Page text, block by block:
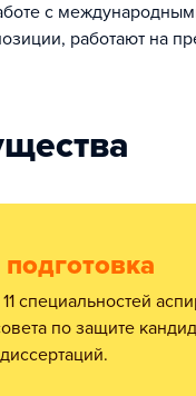
с
работают на
по защите